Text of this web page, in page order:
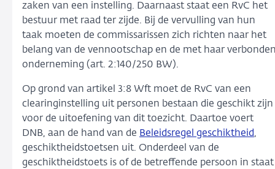
zaken van een instelling. Daarnaast staat een RvC het
bestuur met raad ter zijde. Bij de vervulling van hun
taak moeten de commissarissen zich richten naar het
belang van de vennootschap en de met haar
onderneming (art. 2:140/250 BW).
Op grond van artikel 3:8 Wft moet de RvC van een
clearinginstelling uit personen bestaan die geschikt zijn
voor de uitoefening van dit toezicht. Daartoe voert
DNB, aan de hand van de Beleidsregel geschiktheid,
geschiktheidstoetsen uit. Onderdeel van de
geschiktheidstoets is of de betreffende persoon in staat